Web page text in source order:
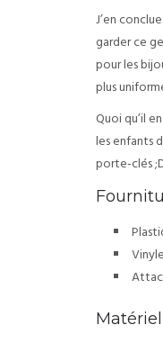
J’en
garder ce
pour les
plus
Quoi qu’il
les enfants
porte-clés